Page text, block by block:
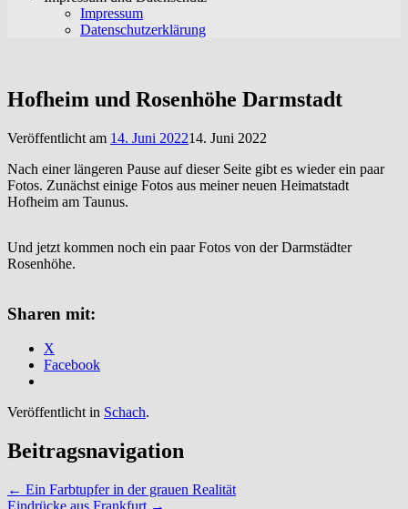
Impressum
Datenschutzerklärung
Hofheim und Rosenhöhe Darmstadt
Veröffentlicht am 14. Juni 202214. Juni 2022
Nach einer längeren Pause auf dieser Seite gibt es wieder ein paar
Fotos. Zunächst einige Fotos aus meiner neuen Heimatstadt
Hofheim am Taunus.
Und jetzt kommen noch ein paar Fotos von der Darmstädter
Rosenhöhe.
Sharen mit:
X
Facebook
Veröffentlicht in Schach.
Beitragsnavigation
← Ein Farbtupfer in der grauen Realität
Eindrücke aus Frankfurt →